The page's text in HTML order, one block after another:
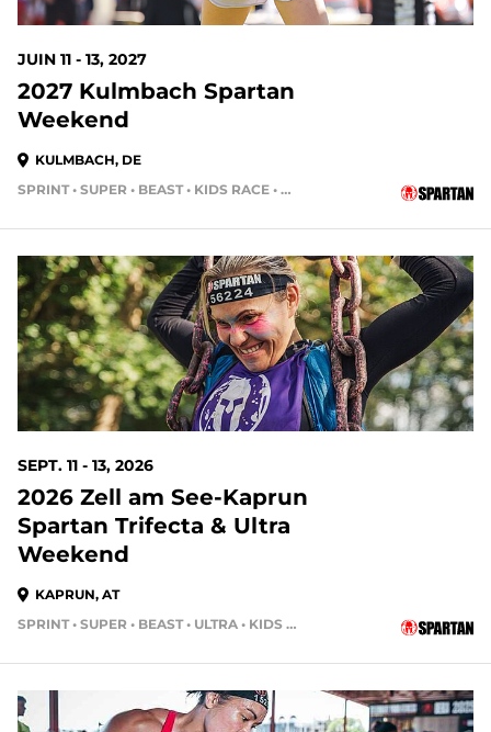
JUIN 11 - 13, 2027
2027 Kulmbach Spartan
Weekend
KULMBACH, DE
SPRINT • SUPER • BEAST • KIDS RACE • HH4HR
SEPT. 11 - 13, 2026
2026 Zell am See-Kaprun
Spartan Trifecta & Ultra
Weekend
KAPRUN, AT
SPRINT • SUPER • BEAST • ULTRA • KIDS RACE • HH4HR